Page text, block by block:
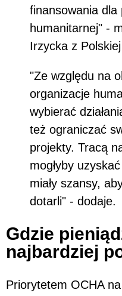
finansowania dla
humanitarnej" -
Irzycka z
"Ze względu na
organizacje
wybierać
też ograniczać
projekty. Tracą
mogłyby
miały szansy,
dotarli" - dodaje.
Gdzie
najbardziej
Priorytetem OCHA